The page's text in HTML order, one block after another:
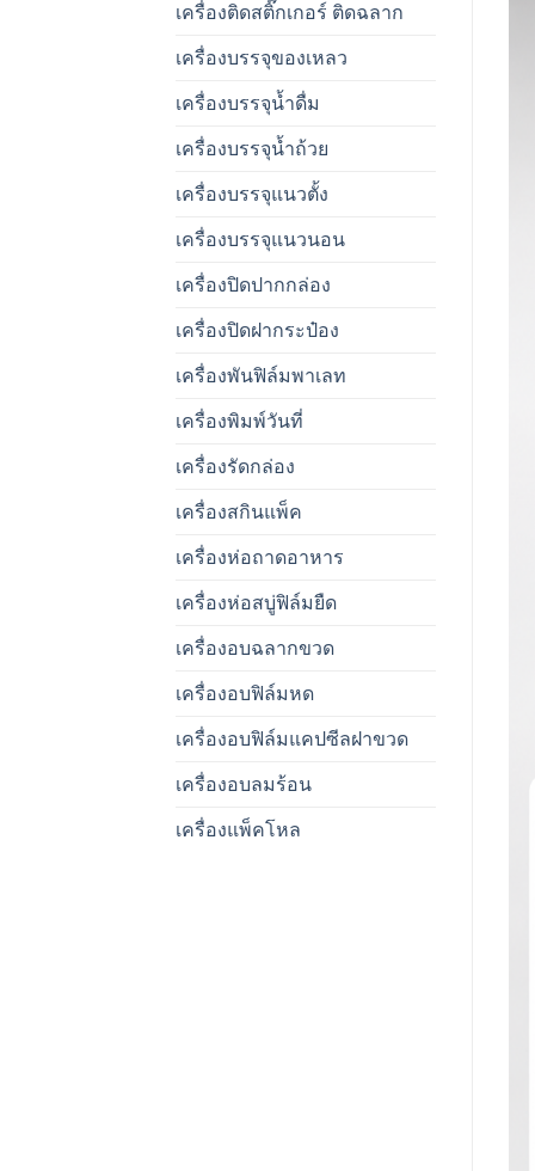
เครื่องติดสติ๊กเกอร์ ติดฉลาก
เครื่องบรรจุของเหลว
เครื่องบรรจุน้ำดื่ม
เครื่องบรรจุน้ำถ้วย
เครื่องบรรจุแนวตั้ง
เครื่องบรรจุแนวนอน
เครื่องปิดปากกล่อง
เครื่องปิดฝากระป๋อง
เครื่องพันฟิล์มพาเลท
เครื่องพิมพ์วันที่
เครื่องรัดกล่อง
เครื่องสกินแพ็ค
เครื่องห่อถาดอาหาร
เครื่องห่อสบู่ฟิล์มยืด
เครื่องอบฉลากขวด
เครื่องอบฟิล์มหด
เครื่องอบฟิล์มแคปซีลฝาขวด
เครื่องอบลมร้อน
เครื่องแพ็คโหล